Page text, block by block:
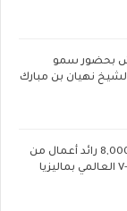
27 لعيد العرش بحضور سمو
نهيان بن مبارك
تشارك QN Maroc إلى جانب أكثر من 8,000 رائد أعمال من